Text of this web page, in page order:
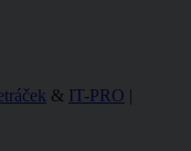
& IT-PRO |